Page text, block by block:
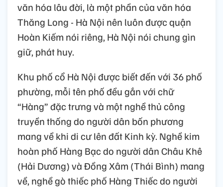
văn hóa lâu đời, là một phần của văn hóa
Thăng Long - Hà Nội nên luôn được quận
Hoàn Kiếm nói riêng, Hà Nội nói chung gìn
giữ, phát huy.
Khu phố cổ Hà Nội được biết đến với 36 phố
phường, mỗi tên phố đều gắn với chữ
“Hàng” đặc trưng và một nghề thủ công
truyền thống do người dân bốn phương
mang về khi di cư lên đất Kinh kỳ. Nghề kim
hoàn phố Hàng Bạc do người dân Châu Khê
(Hải Dương) và Đồng Xâm (Thái Bình) mang
về, nghề gò thiếc phố Hàng Thiếc do người